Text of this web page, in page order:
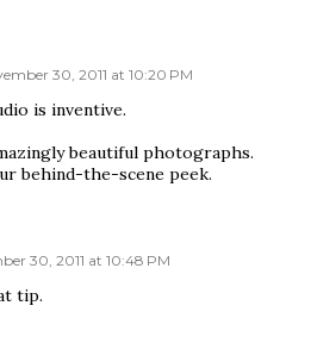
30, 2011 at 10:20 PM
is inventive.
beautiful photographs.
behind-the-scene peek.
30, 2011 at 10:48 PM
tip.